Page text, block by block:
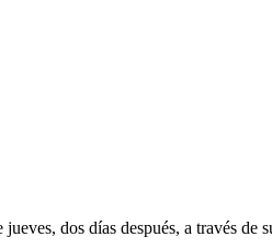
dos días después, a través de